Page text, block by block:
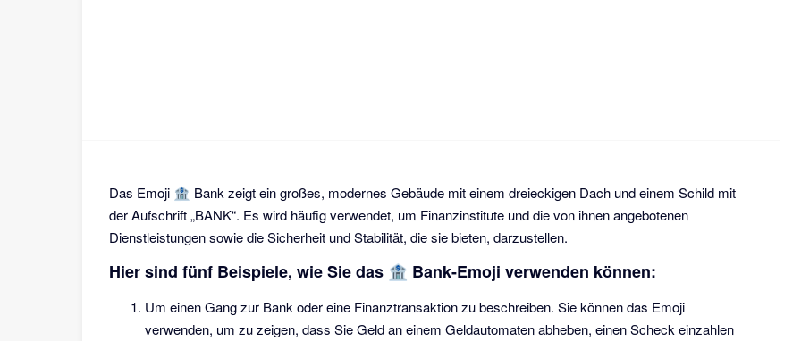
Das Emoji 🏦 Bank zeigt ein großes, modernes Gebäude mit einem dreieckigen Dach und einem Schild mit
der Aufschrift „BANK“. Es wird häufig verwendet, um Finanzinstitute und die von ihnen angebotenen
Dienstleistungen sowie die Sicherheit und Stabilität, die sie bieten, darzustellen.
Hier sind fünf Beispiele, wie Sie das 🏦 Bank-Emoji verwenden können:
Um einen Gang zur Bank oder eine Finanztransaktion zu beschreiben. Sie können das Emoji
verwenden, um zu zeigen, dass Sie Geld an einem Geldautomaten abheben, einen Scheck einzahlen